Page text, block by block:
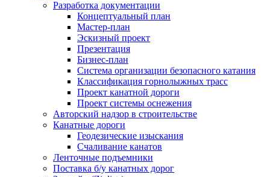
Разработка документации
Концептуальный план
Мастер-план
Эскизный проект
Презентация
Бизнес-план
Система организации безопасного катания
Классификация горнолыжных трасс
Проект канатной дороги
Проект системы оснежения
Авторский надзор в строительстве
Канатные дороги
Геодезические изыскания
Счаливание канатов
Ленточные подъемники
Поставка б/у канатных дорог